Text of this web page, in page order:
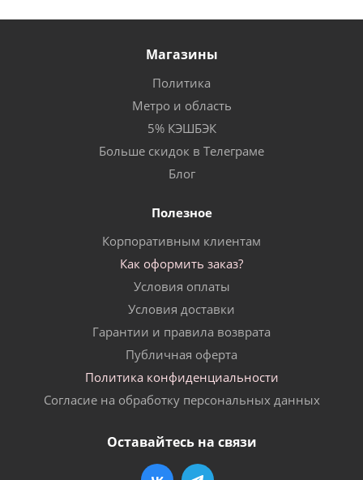
Магазины
Политика
Метро и область
5% КЭШБЭК
Больше скидок в Телеграме
Блог
Полезное
Корпоративным клиентам
Как оформить заказ?
Условия оплаты
Условия доставки
Гарантии и правила возврата
Публичная оферта
Политика конфиденциальности
Согласие на обработку персональных данных
Оставайтесь на связи